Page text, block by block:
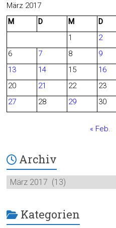
c
b
o
März 2017
M
D M D
1
2
6
7 8 9
13
14 15 16
20
21 22 23
27
28 29 30
« Feb.
Archiv
Archiv
Kategorien